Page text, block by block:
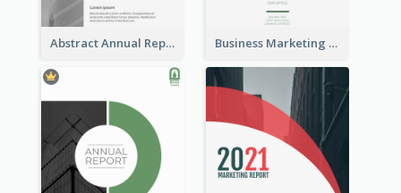
Abstract Annual Report Business Marketing Reports